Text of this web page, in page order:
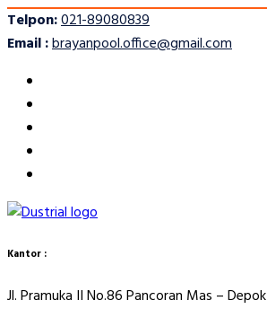
Telpon:021-89080839
Email :brayanpool.office@gmail.com
Kantor :
Jl. Pramuka II No.86 Pancoran Mas – Depok